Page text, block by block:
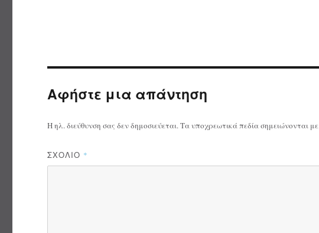
Αφήστε μια απάντηση
Η ηλ. διεύθυνση σας δεν δημοσιεύεται.Τα υποχρεωτικά πεδία σημειώνονται με
ΣΧΌΛΙΟ *